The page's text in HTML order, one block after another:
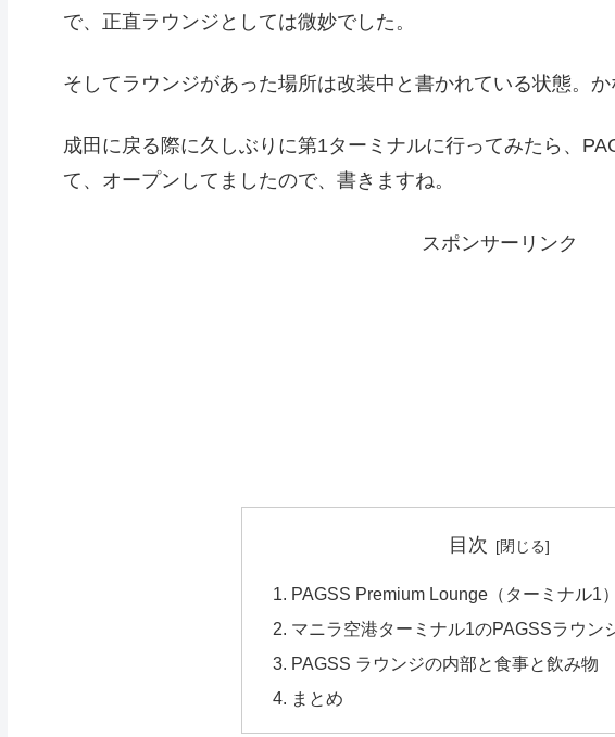
で、正直ラウンジとしては微妙でした。
そしてラウンジがあった場所は改装中と書かれている状態。か
成田に戻る際に久しぶりに第1ターミナルに行ってみたら、
て、オープンしてましたので、書きますね。
スポンサーリンク
目次
PAGSS Premium Lounge（ターミナル1）
マニラ空港ターミナル1のPAGSSラウン
PAGSS ラウンジの内部と食事と飲み物
まとめ